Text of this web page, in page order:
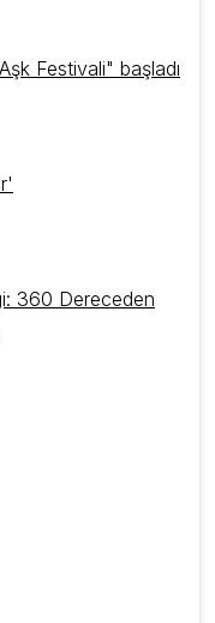
Festivali" başladı
360 Dereceden